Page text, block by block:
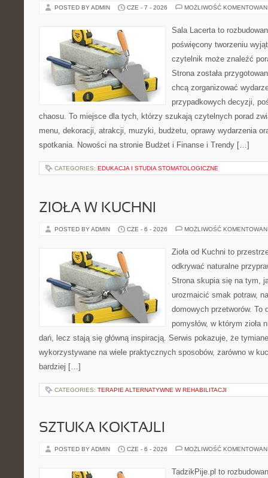
POSTED BY ADMIN CZE - 7 - 2026 MOŻLIWOŚĆ
Sala Lacerta to
poświęcony tworzeniu
czytelnik może znaleźć
Strona została
chcą zorganizować
przypadkowych decyzji,
chaosu. To miejsce dla tych, którzy szukają czytelnych porad
menu, dekoracji, atrakcji, muzyki, budżetu, oprawy wydarzenia
spotkania. Nowości na stronie Budżet i Finanse i Trendy […]
CATEGORIES: EDUKACJA I STUDIA STOMATOLOGICZNE
ZIOŁA W KUCHNI
POSTED BY ADMIN CZE - 6 - 2026 MOŻLIWOŚĆ
Zioła od Kuchni to
odkrywać naturalne
Strona skupia się na tym,
urozmaicić smak potraw,
domowych przetworów. To
pomysłów, w którym zioła
dań, lecz stają się główną inspiracją. Serwis pokazuje, że
wykorzystywane na wiele praktycznych sposobów, zarówno w
bardziej […]
CATEGORIES: TERAPIE ALTERNATYWNE W REHABILITACJI
SZTUKA KOKTAJLI
POSTED BY ADMIN CZE - 6 - 2026 MOŻLIWOŚĆ
TadzikPije.pl to